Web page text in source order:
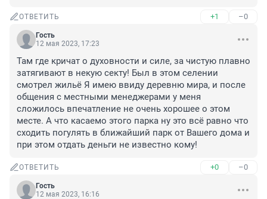
ОТВЕТИТЬ +1 –0
Гость
12 мая 2023, 17:23
Там где кричат о духовности и силе, за чистую плавно
затягивают в некую секту! Был в этом селении
смотрел жильё Я имею ввиду деревню мира, и после
общения с местными менеджерами у меня
сложилось впечатление не очень хорошее о этом
месте. А что касаемо этого парка ну это всё равно что
сходить погулять в ближайший парк от Вашего дома и
при этом отдать деньги не известно кому!
ОТВЕТИТЬ +0 –0
Гость
12 мая 2023, 16:16